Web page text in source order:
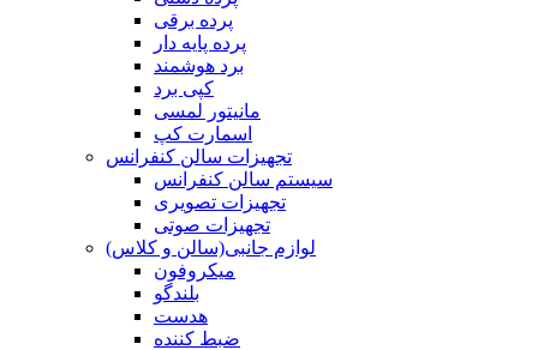
پرده برقی
پرده پایه دار
برد هوشمند
کپی برد
مانیتور لمسی
اسمارت کپ
تجهیزات سالن کنفرانس
سیستم سالن کنفرانس
تجهیزات تصویری
تجهیزات صوتی
لوازم جانبی(سالن و کلاس)
میکروفون
بلندگو
هدست
ضبط کننده